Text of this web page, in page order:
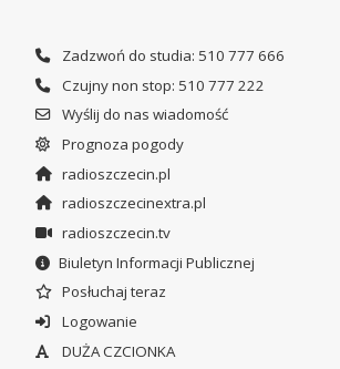
Zadzwoń do studia: 510 777 666
Czujny non stop: 510 777 222
Wyślij do nas wiadomość
Prognoza pogody
radioszczecin.pl
radioszczecinextra.pl
radioszczecin.tv
Biuletyn Informacji Publicznej
Posłuchaj teraz
Logowanie
DUŻA CZCIONKA